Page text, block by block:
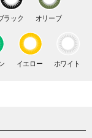
BC
8.7mm
8.8mm
ラメ入り
GLIITER
フチあり
LIMBAL RING
フチなし
ラック オリーブ
イエロー ホワイト